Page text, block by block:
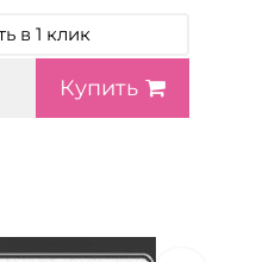
в 1 клик
Купить